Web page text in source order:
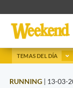
TEMAS DEL DÍA
RUNNING | 13-03-